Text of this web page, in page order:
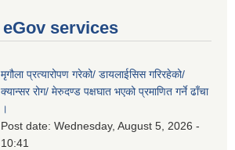
eGov services
मृगौला प्रत्यारोपण गरेको/ डायलाईसिस गरिरहेको/
क्यान्सर रोग/ मेरुदण्ड पक्षघात भएको प्रमाणित गर्ने ढाँचा
।
Post date: Wednesday, August 5, 2026 -
10:41